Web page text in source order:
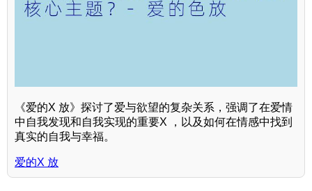
《爱的X 放》探讨了爱与欲望的复杂关系，强调了在爱情
中自我发现和自我实现的重要X ，以及如何在情感中找到
真实的自我与幸福。
爱的X 放